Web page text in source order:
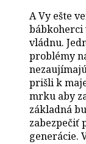
A Vy ešte
bábkoherci
vládnu.
problémy
prišli k
mrku aby
základná
zabezpečiť
generácie.